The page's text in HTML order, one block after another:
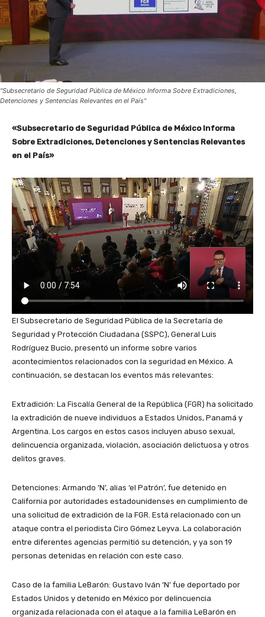
"Subsecretario de Seguridad Pública de México Informa Sobre Extradiciones,
Detenciones y Sentencias Relevantes en el País"
«Subsecretario de Seguridad Pública de México Informa
Sobre Extradiciones, Detenciones y Sentencias Relevantes
en el País»
El Subsecretario de Seguridad Pública de la Secretaría de
Seguridad y Protección Ciudadana (SSPC), General Luis
Rodríguez Bucio, presentó un informe sobre varios
acontecimientos relacionados con la seguridad en México. A
continuación, se destacan los eventos más relevantes:
Extradición: La Fiscalía General de la República (FGR) ha solicitado
la extradición de nueve individuos a Estados Unidos, Panamá y
Argentina. Los cargos en estos casos incluyen abuso sexual,
delincuencia organizada, violación, asociación delictuosa y otros
delitos graves.
Detenciones: Armando ‘N’, alias ‘el Patrón’, fue detenido en
California por autoridades estadounidenses en cumplimiento de
una solicitud de extradición de la FGR. Está relacionado con un
ataque contra el periodista Ciro Gómez Leyva. La colaboración
entre diferentes agencias permitió su detención, y ya son 19
personas detenidas en relación con este caso.
Caso de la familia LeBarón: Gustavo Iván ‘N’ fue deportado por
Estados Unidos y detenido en México por delincuencia
organizada relacionada con el ataque a la familia LeBarón en